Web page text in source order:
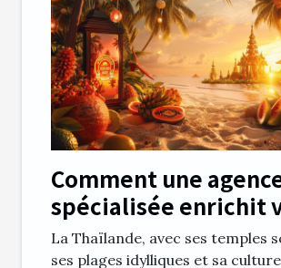
Comment une
spécialisée enrichit
expérience en
La Thaïlande, avec ses temples
ses plages idylliques et sa